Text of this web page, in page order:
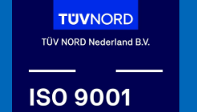
Mantelzorg in Kop Noord-Holland
Mantelzorg in Zutphen